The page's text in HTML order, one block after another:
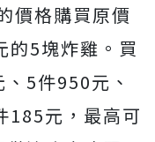
價格購買原價
的5塊炸雞。買
5件950元、
185元，最高可